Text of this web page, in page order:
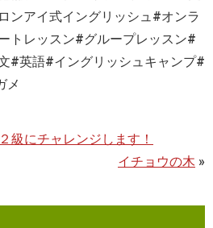
ロンアイ式イングリッシュ#オンラ
トレッスン#グループレッスン#
#英語#イングリッシュキャンプ#
メ
級にチャレンジします！
イチョウの木 »